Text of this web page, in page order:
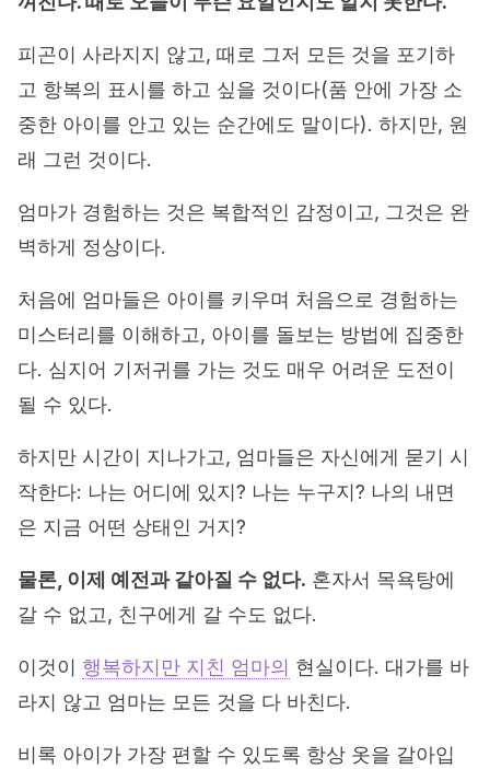
피곤이 사라지지 않고, 때로 그저 모든 것을 포기하
고 항복의 표시를 하고 싶을 것이다(품 안에 가장 소
중한 아이를 안고 있는 순간에도 말이다). 하지만, 원
래 그런 것이다.
엄마가 경험하는 것은 복합적인 감정이고, 그것은 완
벽하게 정상이다.
처음에 엄마들은 아이를 키우며 처음으로 경험하는
미스터리를 이해하고, 아이를 돌보는 방법에 집중한
다. 심지어 기저귀를 가는 것도 매우 어려운 도전이
될 수 있다.
하지만 시간이 지나가고, 엄마들은 자신에게 묻기 시
작한다: 나는 어디에 있지? 나는 누구지? 나의 내면
은 지금 어떤 상태인 거지?
물론, 이제 예전과 같아질 수 없다. 혼자서 목욕탕에
갈 수 없고, 친구에게 갈 수도 없다.
이것이 행복하지만 지친 엄마의 현실이다. 대가를 바
라지 않고 엄마는 모든 것을 다 바친다.
비록 아이가 가장 편할 수 있도록 항상 옷을 갈아입